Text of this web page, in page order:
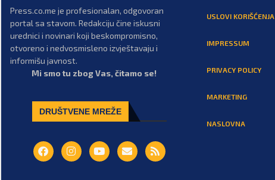
Press.co.me je profesionalan, odgovoran
portal sa stavom. Redakciju čine iskusni
urednici i novinari koji beskompromisno,
otvoreno i nedvosmisleno izvještavaju i
informišu javnost.
Mi smo tu zbog Vas, čitamo se!
DRUŠTVENE MREŽE
USLOVI KORIŠĆENJA
IMPRESSUM
PRIVACY POLICY
MARKETING
NASLOVNA